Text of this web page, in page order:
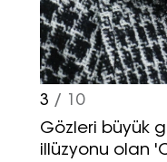
3 / 10
Gözleri büyük
illüzyonu olan